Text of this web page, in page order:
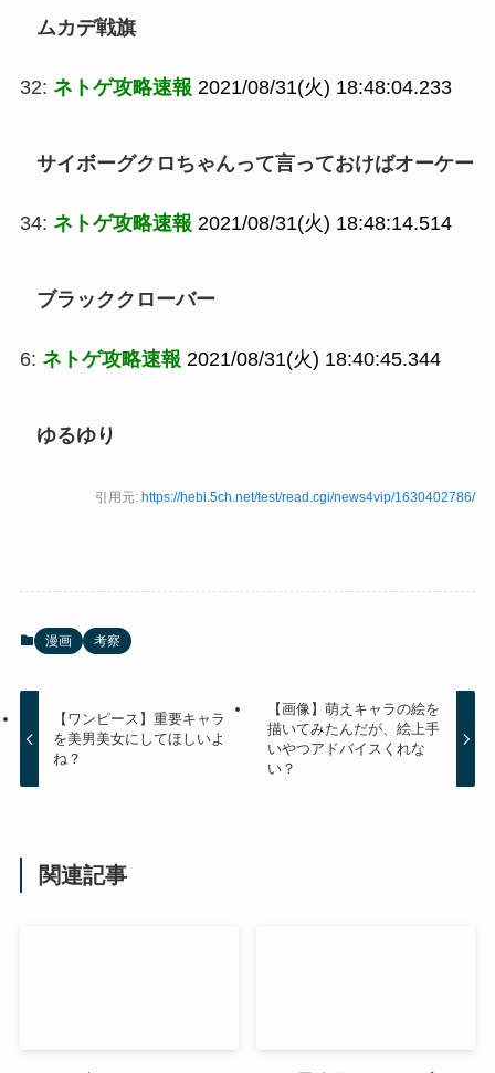
ムカデ戦旗
32: ネトゲ攻略速報 2021/08/31(火) 18:48:04.233
サイボーグクロちゃんって言っておけばオーケー
34: ネトゲ攻略速報 2021/08/31(火) 18:48:14.514
ブラッククローバー
6: ネトゲ攻略速報 2021/08/31(火) 18:40:45.344
ゆるゆり
引用元:https://hebi.5ch.net/test/read.cgi/news4vip/1630402786/
漫画 考察
【ワンピース】重要キャラ
を美男美女にしてほしいよ
ね？
【画像】萌えキャラの絵を
描いてみたんだが、絵上手
いやつアドバイスくれな
い？
関連記事